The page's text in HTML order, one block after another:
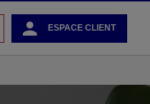
ESPACE CLIENT